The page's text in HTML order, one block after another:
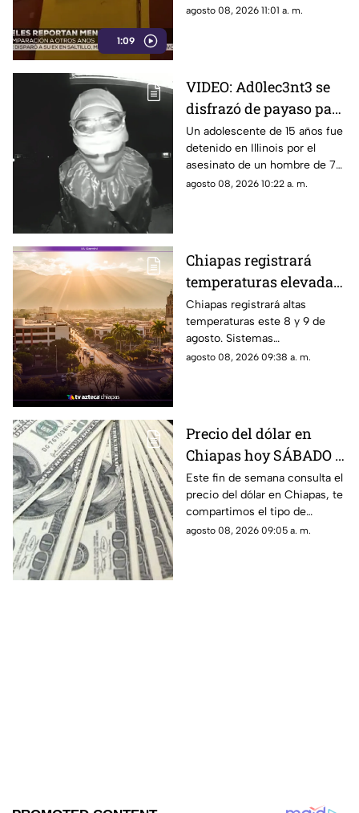
1:09
debido a factores económicos,
agosto 08, 2026 11:01 a. m.
VIDEO: Ad0lec3nt3 se
disfrazó de payaso para
cometer un asesinato
pero olvidó que había
cámaras
Un adolescente de 15 años fue
detenido en Illinois por el
asesinato de un hombre de 78
años. Un video lo muestra con
agosto 08, 2026 10:22 a. m.
Chiapas registrará
temperaturas elevadas
este fin de semana:
calor extremo este 8 y 9
de agosto
Chiapas registrará altas
temperaturas este 8 y 9 de
agosto. Sistemas
anticiclónicos y la canícula
agosto 08, 2026 09:38 a. m.
Precio del dólar en
Chiapas hoy SÁBADO 8
de agosto de 2026: Tipo
de cambio para
COMPRA y VENTA
Este fin de semana consulta el
precio del dólar en Chiapas, te
compartimos el tipo de
cambio promedio, así como
agosto 08, 2026 09:05 a. m.